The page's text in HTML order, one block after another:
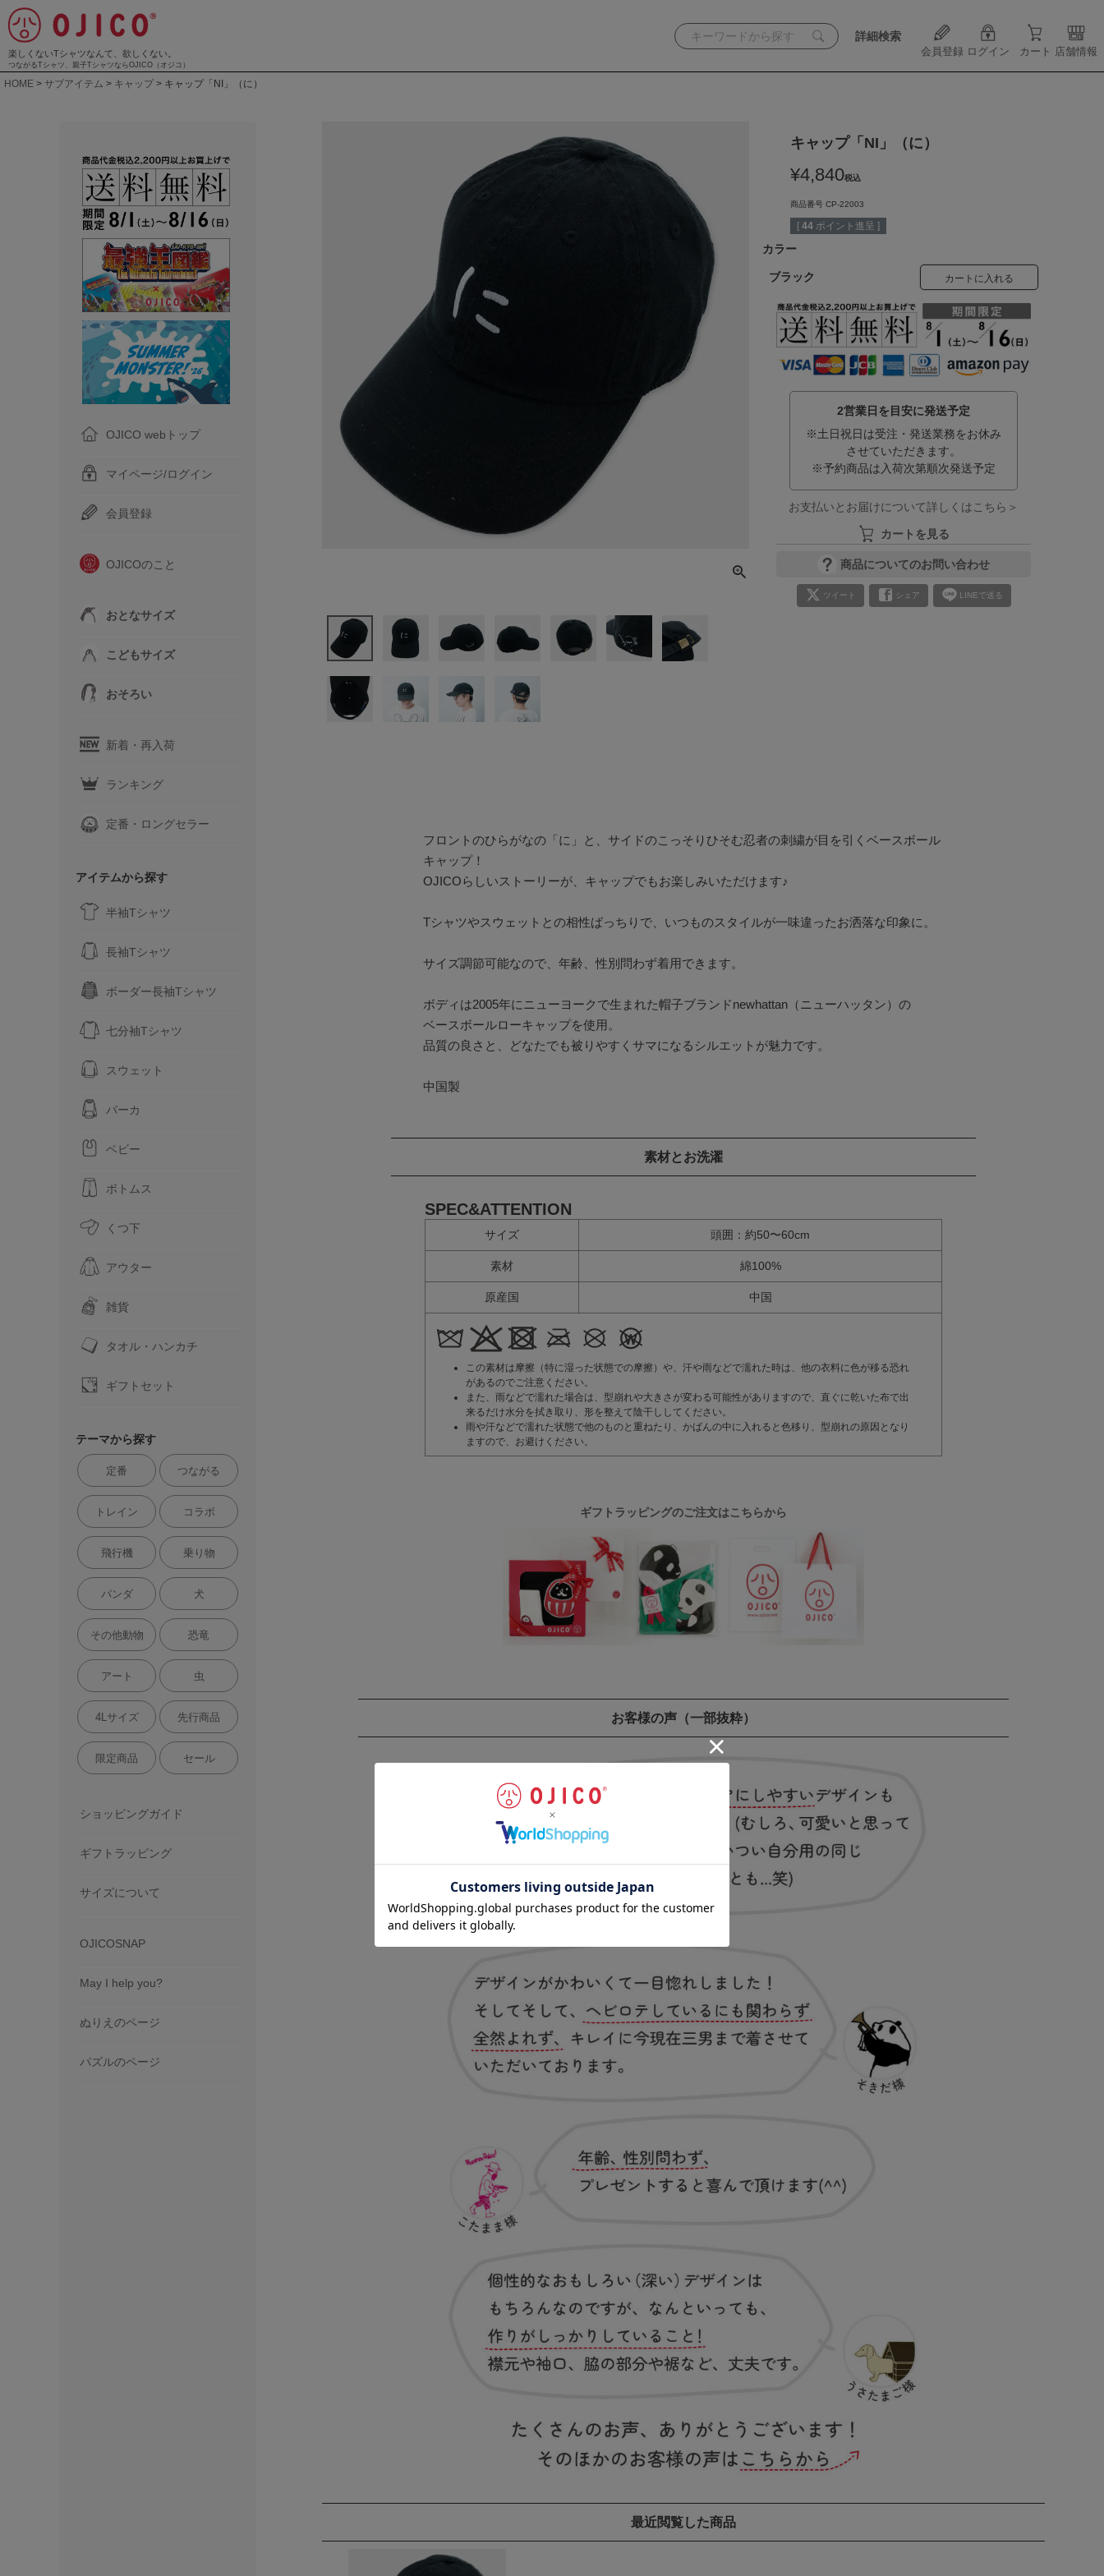
楽しくないTシャツなんて、欲しくない。
つながるTシャツ、親子TシャツならOJICO（オジコ）
詳細検索
会員登録 ログイン カート 店舗情報
HOME サブアイテム キャップ キャップ「NI」（に）
OJICO webトップ
マイページ/ログイン
会員登録
OJICOのこと
おとなサイズ
こどもサイズ
おそろい
新着・再入荷
ランキング
定番・ロングセラー
アイテムから探す
半袖Tシャツ
長袖Tシャツ
ボーダー長袖Tシャツ
七分袖Tシャツ
スウェット
パーカ
ベビー
ボトムス
くつ下
アウター
雑貨
タオル・ハンカチ
ギフトセット
テーマから探す
定番 つながる
トレイン コラボ
飛行機 乗り物
パンダ 犬
その他動物 恐竜
アート 虫
4Lサイズ 先行商品
限定商品 セール
ショッピングガイド
ギフトラッピング
サイズについて
OJICOSNAP
May I help you?
ぬりえのページ
パズルのページ
キャップ「NI」（に）
¥4,840税込
商品番号 CP-22003
[ 44 ポイント進呈 ]
カラー
ブラック カートに入れる
2営業日を目安に発送予定
※土日祝日は受注・発送業務をお休み
させていただきます。
※予約商品は入荷次第順次発送予定
お支払いとお届けについて詳しくはこちら＞
カートを見る
商品についてのお問い合わせ
ツイート シェア LINEで送る
フロントのひらがなの「に」と、サイドのこっそりひそむ忍者の刺繍が目を引くベースボール
キャップ！
OJICOらしいストーリーが、キャップでもお楽しみいただけます♪
Tシャツやスウェットとの相性ばっちりで、いつものスタイルが一味違ったお洒落な印象に。
サイズ調節可能なので、年齢、性別問わず着用できます。
ボディは2005年にニューヨークで生まれた帽子ブランドnewhattan（ニューハッタン）の
ベースボールローキャップを使用。
品質の良さと、どなたでも被りやすくサマになるシルエットが魅力です。
素材とお洗濯
SPEC&ATTENTION
サイズ 頭囲：約50〜60cm
素材 綿100%
原産国 中国
この素材は摩擦（特に湿った状態での摩擦）や、汗や雨などで濡れた時は、他の衣料に色が移る恐れ
があるのでご注意ください。
また、雨などで濡れた場合は、型崩れや大きさが変わる可能性がありますので、直ぐに乾いた布で出
来るだけ水分を拭き取り、形を整えて陰干ししてください。
雨や汗などで濡れた状態で他のものと重ねたり、かばんの中に入れると色移り、型崩れの原因となり
ますので、お避けください。
ギフトラッピングのご注文はこちらから
お客様の声 （一部抜粋）
最近閲覧した商品